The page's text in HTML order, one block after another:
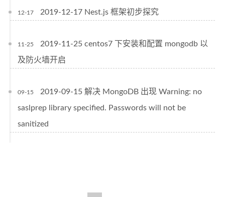
12-17 2019-12-17 Nest.js 框架初步探究
11-25
2019-11-25 centos7 下安装和配置 mongodb 以
及防火墙开启
09-15
2019-09-15 解决 MongoDB 出现 Warning: no
saslprep library specified. Passwords will not be
sanitized